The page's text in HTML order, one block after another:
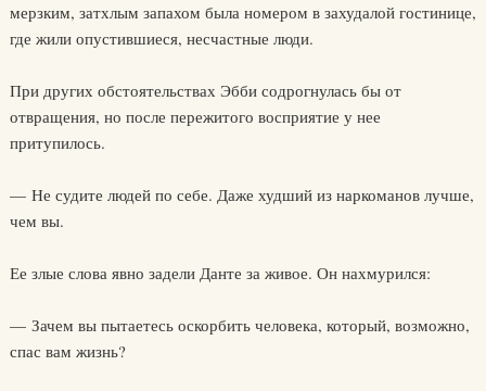
мерзким, затхлым запахом была номером в захудалой гостинице,
где жили опустившиеся, несчастные люди.
При других обстоятельствах Эбби содрогнулась бы от
отвращения, но после пережитого восприятие у нее
притупилось.
— Не судите людей по себе. Даже худший из наркоманов лучше,
чем вы.
Ее злые слова явно задели Данте за живое. Он нахмурился:
— Зачем вы пытаетесь оскорбить человека, который, возможно,
спас вам жизнь?